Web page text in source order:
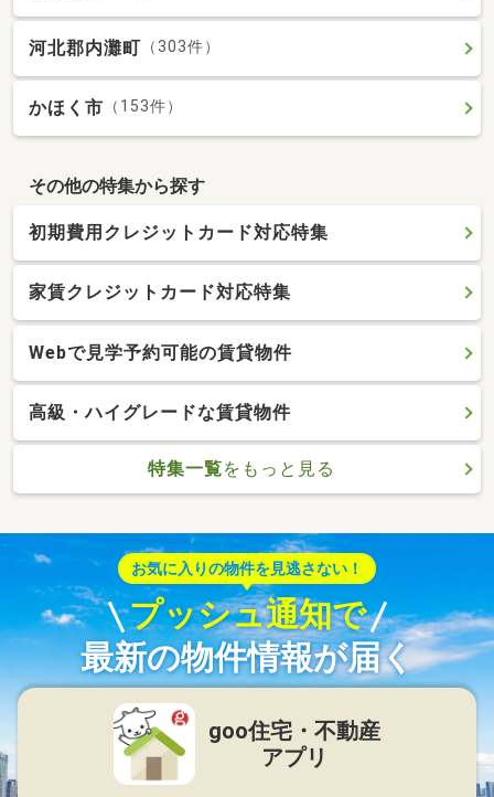
河北郡内灘町 （303件）
かほく市 （153件）
その他の特集から探す
初期費用クレジットカード対応特集
家賃クレジットカード対応特集
Webで見学予約可能の賃貸物件
高級・ハイグレードな賃貸物件
特集一覧をもっと見る
お気に入りの物件を見逃さない！
プッシュ通知で
最新の物件情報が届く
goo住宅・不動産
アプリ